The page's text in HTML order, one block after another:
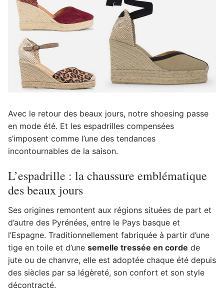
Avec le retour des beaux jours, notre shoesing passe
en mode été. Et les espadrilles compensées
s’imposent comme l’une des tendances
incontournables de la saison.
L’espadrille : la chaussure emblématique
des beaux jours
Ses origines remontent aux régions situées de part et
d’autre des Pyrénées, entre le Pays basque et
l’Espagne. Traditionnellement fabriquée à partir d’une
tige en toile et d’une semelle tressée en corde de
jute ou de chanvre, elle est adoptée chaque été depuis
des siècles par sa légèreté, son confort et son style
décontracté.